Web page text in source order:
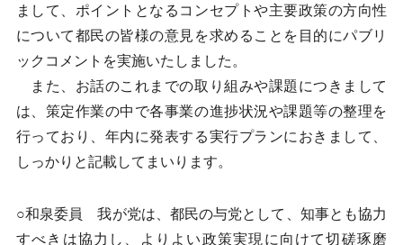
まして、ポイントとなるコンセプトや主要政策の方向性
について都民の皆様の意見を求めることを目的にパブリ
ックコメントを実施いたしました。
また、お話のこれまでの取り組みや課題につきまして
は、策定作業の中で各事業の進捗状況や課題等の整理を
行っており、年内に発表する実行プランにおきまして、
しっかりと記載してまいります。
○和泉委員 我が党は、都民の与党として、知事とも協力
すべきは協力し、よりよい政策実現に向けて切磋琢磨